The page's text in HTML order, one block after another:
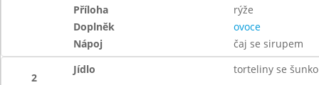
Příloha
rýže
Doplněk
ovoce
Nápoj
čaj se sirupem
2
Jídlo torteliny se